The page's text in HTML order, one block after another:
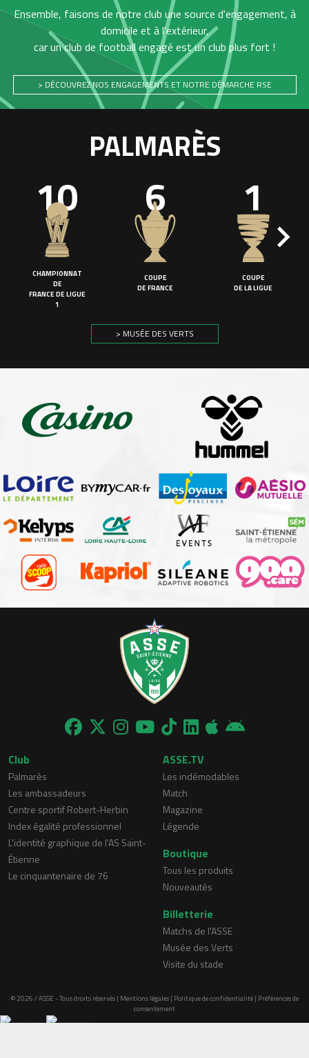
Ensemble, faisons de notre club une source d'engagement, à
domicile et à l'extérieur,
car un club de football engagé est un club plus fort !
> DÉCOUVREZ NOS ENGAGEMENTS ET NOTRE DÉMARCHE RSE
PALMARÈS
10
CHAMPIONNAT
DE
FRANCE DE LIGUE
1
6
COUPE
DE FRANCE
1
COUPE
DE LA LIGUE
> MUSÉE DES VERTS
Club
Palmarès
Les ambassadeurs
Centre sportif Robert-Herbin
Index égalité professionnel
L'identité graphique de l'AS Saint-
Étienne
Le cinquantenaire de 76
ASSE.TV
Les indémodables
Match
Magazine
Légende
Boutique
Tous les produits
Nouveautés
Billetterie
Matchs de l'ASSE
Musée des Verts
Visite du stade
© 2026 / ASSE - Tous droits réservés | Mentions légales| Politique de confidentialité| Préférences de
consentement